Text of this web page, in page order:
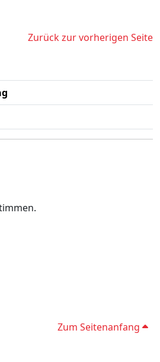
Zurück zur vorherigen Seite
Zum Seitenanfang